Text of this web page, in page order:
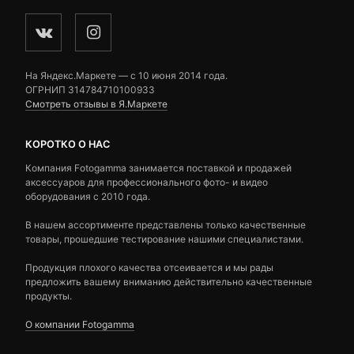
На Яндекс.Маркете — c 10 июня 2014 года.
ОГРНИП 314784710100933
Смотреть отзывы в Я.Маркете
КОРОТКО О НАС
Компания Fotogamma занимается поставкой и продажей
аксессуаров для профессионального фото- и видео
оборудования с 2010 года.
В нашем ассортименте представлены только качественные
товары, прошедшие тестирование нашими специалистами.
Продукция плохого качества отсеивается и мы рады
предложить вашему вниманию действительно качественные
продукты.
О компании Fotogamma